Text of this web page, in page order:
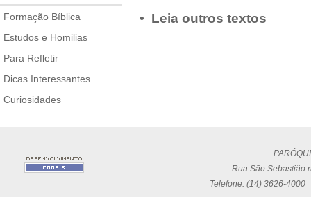
Formação Bíblica
Estudos e Homilias
Para Refletir
Dicas Interessantes
Curiosidades
• Leia outros textos
Rua São Sebastião
Telefone: (14) 3626-